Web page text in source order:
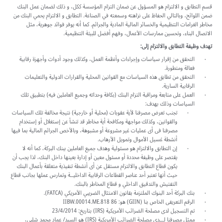
قسم التطابق و الالتزام هو المسؤول عن ضمان التزام المؤسسة ككل، و ذلك لضمان عمل البنك
ضمن اللوائح، وبالتالي الحفاظ على نزاهته وسمعته في الصناعة. التطابق و الالتزام يحمي البنك من
مخاطر الغرامات التنظيمية والخسائر المالية المادية والجرائم. كما أنه يوفر فوائد جوهرية، مثل
الاتصال البناء، وتحسين ممارسات الأعمال، وفهم أفضل للبيئة التنظيمية.
تهدف وظيفة التطابق والالتزام إلى:
التحقق من إقرار سياسات وإجراءات وأنظمة العمل، وكذلك وجود أدوات وأجهزة رقابية
فعالة ومتطورة.
التحقق من تطابق هذه السياسات مع القوانين المحلية والقرارات الدولية والتعليمات
الرقابية السارية.
العمل على متابعة ومراقبة التزام البنك (بكافة وحداته وجميع العاملين فيه) بتطبيق تلك
السياسات وذلك بهدف:
تجنب تعرض مصرفنا لأية عقوبات (محلية أو خارجية) نتيجة مخالفة تلك السياسات
والقوانين، وكذلك مواجهة ومكافحة أية مخاطر قد تنشأ عن إستغلال أو إستخدام
مصرفنا فى أى عمليات غير مشروعة أو مشبوهة، وبالأخص الجرائم المالية بما فيها
أنشطة غسيل الأموال وتمويل الأرهاب.
إن التطابق والالتزام هو مسئولية وهدف جميع العاملين ببنك البركة، كما أنه لا
يقتصر على وظيفة محددة أو مسئول معين أو إدارة بعينها داخل البنك، لذا يجب أن
يكون قطاع التطابق والالتزام مستقل عن أى أنشطة تنفيذية متعلقة بأعمال البنك
حيث أنها تعتبر أحد عناصر القطاعات الرقابية الداخليــة وتمارس عملها بجانب قطاع
التفتيش والتدقيق الداخلي و قطاع المخاطر بالبنك.
بنك البركة أحد البنوك الملتزمة بقانون الامتثال الضريبي الأمريكي (FATCA).
الرقم التعريفى الخاص بنا (GIIN) هو: IIBW.00014.ME.818 86
تم التسجيل لدى مصلحة الضرائب الأمريكية (IRS) بتاريخ: 23/4/2014